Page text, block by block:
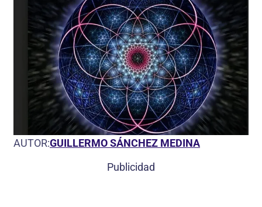
AUTOR:GUILLERMO SÁNCHEZ MEDINA
Publicidad